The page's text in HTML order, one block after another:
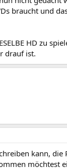
braucht und
HD zu
drauf ist.
kann,
möchtest